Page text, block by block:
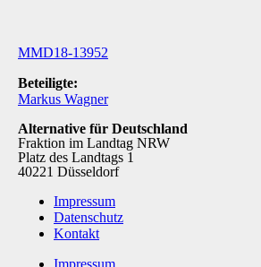
MMD18-13952
Beteiligte:
Markus Wagner
Alternative für Deutschland
Fraktion im Landtag NRW
Platz des Landtags 1
40221 Düsseldorf
Impressum
Datenschutz
Kontakt
Impressum